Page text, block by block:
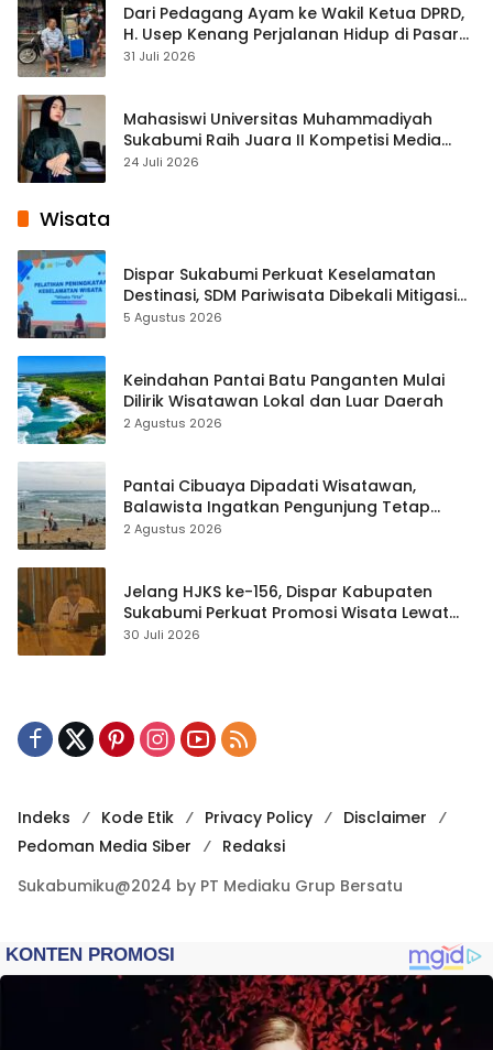
Dari Pedagang Ayam ke Wakil Ketua DPRD,
H. Usep Kenang Perjalanan Hidup di Pasar
Cisaat
31 Juli 2026
Mahasiswi Universitas Muhammadiyah
Sukabumi Raih Juara II Kompetisi Media
Pembelajaran Digital Tingkat Internasional
24 Juli 2026
Wisata
Dispar Sukabumi Perkuat Keselamatan
Destinasi, SDM Pariwisata Dibekali Mitigasi
hingga Teknik Evakuasi
5 Agustus 2026
Keindahan Pantai Batu Panganten Mulai
Dilirik Wisatawan Lokal dan Luar Daerah
2 Agustus 2026
Pantai Cibuaya Dipadati Wisatawan,
Balawista Ingatkan Pengunjung Tetap
Waspada
2 Agustus 2026
Jelang HJKS ke-156, Dispar Kabupaten
Sukabumi Perkuat Promosi Wisata Lewat
Publikasi Digital
30 Juli 2026
Indeks Kode Etik Privacy Policy
Disclaimer
Pedoman Media Siber
Redaksi
Sukabumiku@2024 by PT Mediaku Grup Bersatu